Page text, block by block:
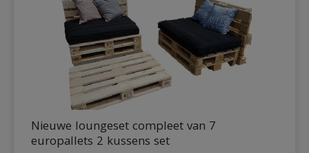
Nieuwe loungeset compleet van 7
europallets 2 kussens set